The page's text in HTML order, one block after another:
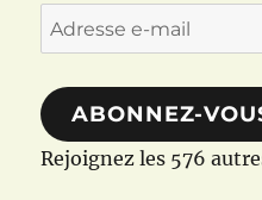
Adresse
e-
mail
ABONNEZ-
Rejoignez les 576